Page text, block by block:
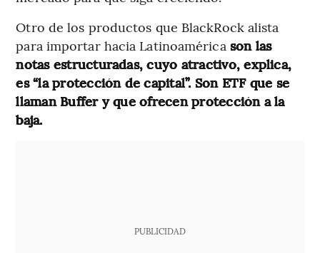
Otro de los productos que BlackRock alista
para importar hacia Latinoamérica son las
notas estructuradas, cuyo atractivo, explica,
es “la protección de capital”. Son ETF que se
llaman Buffer y que ofrecen protección a la
baja.
PUBLICIDAD